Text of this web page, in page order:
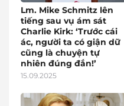
Lm. Mike Schmitz lên
tiếng sau vụ ám sát
Charlie Kirk: ‘Trước cái
ác, người ta có giận dữ
cũng là chuyện tự
nhiên đúng đắn!’
15.09.2025